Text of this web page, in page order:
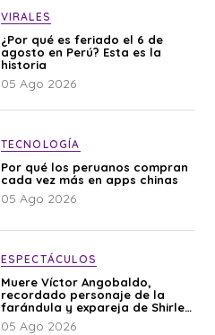
VIRALES
¿Por qué es feriado el 6 de
agosto en Perú? Esta es la
historia
05 Ago 2026
TECNOLOGÍA
Por qué los peruanos compran
cada vez más en apps chinas
05 Ago 2026
ESPECTÁCULOS
Muere Víctor Angobaldo,
recordado personaje de la
farándula y expareja de Shirley
Cherres
05 Ago 2026